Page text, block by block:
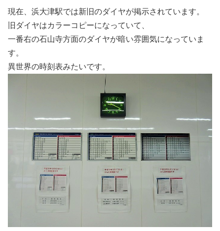
現在、浜大津駅では新旧のダイヤが掲示されています。
旧ダイヤはカラーコピーになっていて、
一番右の石山寺方面のダイヤが暗い雰囲気になっていま
す。
異世界の時刻表みたいです。